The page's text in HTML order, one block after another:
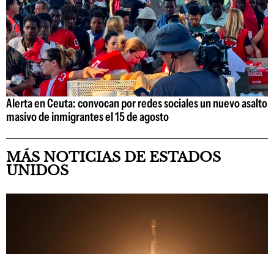
Alerta en Ceuta: convocan por redes sociales un nuevo asalto
masivo de inmigrantes el 15 de agosto
MÁS NOTICIAS DE ESTADOS
UNIDOS